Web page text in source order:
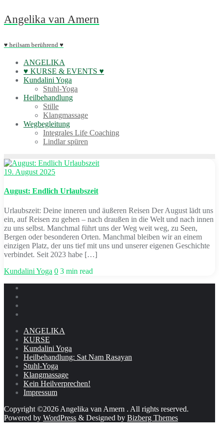
Skip
to
Angelika van Amern
♥ heilsam berührend ♥
ANGELIKA
♥ KURSE & EVENTS ♥
Kundalini Yoga
Stuhl-Yoga
Heilbehandlung
Stille
Klangmassage
Wegbegleitung
Integrales Life Coaching
Lindlar spüren
19. August 2025
August: Endlich Urlaubszeit
Urlaubszeit: Deine inneren und äußeren Reisen Der August lädt uns
ein, auf Reisen zu gehen – nach draußen in die Welt und nach innen
zu uns selbst. Manchmal führt uns der Weg weit weg, zu Seen,
Bergen oder besonderen Orten. Manchmal bleiben wir an einem
einzigen Platz, der uns tief mit uns und unserer eigenen Geschichte
verbindet. Seit 2023 habe […]
Kundalini Yoga 0 3 min read
ANGELIKA
KURSE
Kundalini Yoga
Heilbehandlung: Sat Nam Rasayan
Stuhl-Yoga
Klangmassage
Kein Heilverprechen!
Impressum
Copyright ©2026 Angelika van Amern . All rights reserved.
Powered by WordPress & Designed by Bizberg Themes